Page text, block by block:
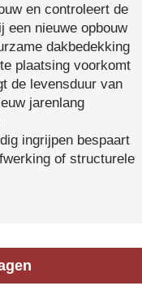
en controleert de
een nieuwe opbouw
dakbedekking
plaatsing voorkomt
de levensduur van
jarenlang
ingrijpen bespaart
of structurele